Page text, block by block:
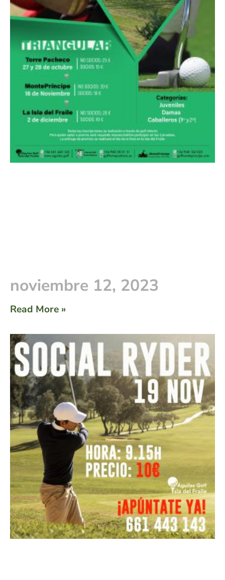
noviembre 12, 2023
Read More »